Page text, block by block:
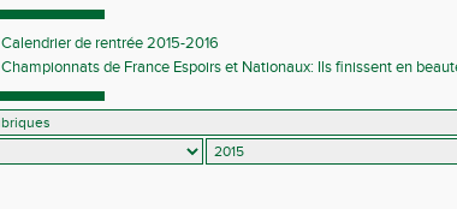
Calendrier de rentrée 2015-2016
Championnats de France Espoirs et Nationaux: Ils finissent en